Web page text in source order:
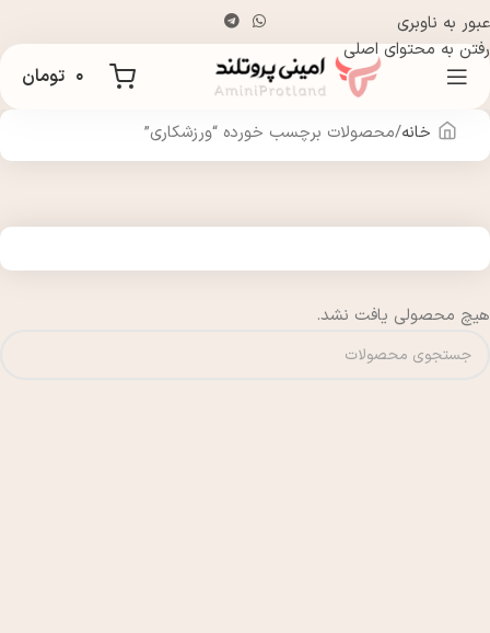
عبور به ناوبری
رفتن به محتوای اصلی
۰ تومان
خانه محصولات برچسب خورده “ورزشکاری”
هیچ محصولی یافت نشد.